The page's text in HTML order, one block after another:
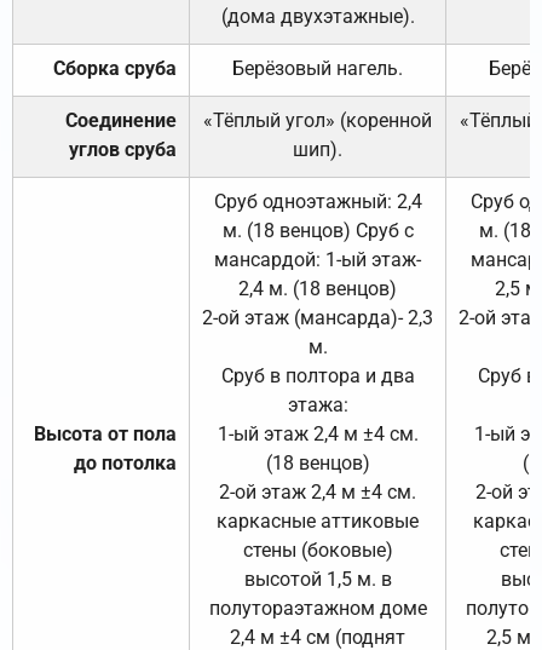
(дома двухэтажные).
Сборка сруба Берёзовый нагель.
Соединение
углов сруба
«Тёплый угол» (коренной
шип).
«Тёплый
Высота от пола
до потолка
Сруб одноэтажный: 2,4
м. (18 венцов) Сруб с
мансардой: 1-ый этаж-
2,4 м. (18 венцов)
2-ой этаж (мансарда)- 2,3
м.
Сруб в полтора и два
этажа:
1-ый этаж 2,4 м ±4 см.
(18 венцов)
2-ой этаж 2,4 м ±4 см.
каркасные аттиковые
стены (боковые)
высотой 1,5 м. в
полутораэтажном доме
2,4 м ±4 см (поднят
Сруб
м. (18
2,5
2-ой
Сруб
1-ый
2-ой
2,5 м